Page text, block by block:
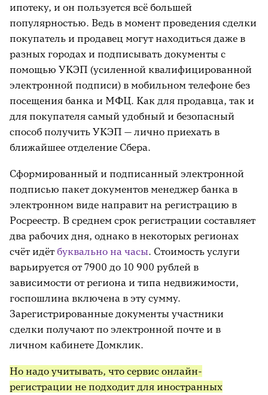
ипотеку, и он пользуется всё большей
популярностью. Ведь в момент проведения сделки
покупатель и продавец могут находиться даже в
разных городах и подписывать документы с
помощью УКЭП (усиленной квалифицированной
электронной подписи) в мобильном телефоне без
посещения банка и МФЦ. Как для продавца, так и
для покупателя самый удобный и безопасный
способ получить УКЭП — лично приехать в
ближайшее отделение Сбера.
Сформированный и подписанный электронной
подписью пакет документов менеджер банка в
электронном виде направит на регистрацию в
Росреестр. В среднем срок регистрации составляет
два рабочих дня, однако в некоторых регионах
счёт идёт буквально на часы. Стоимость услуги
варьируется от 7900 до 10 900 рублей в
зависимости от региона и типа недвижимости,
госпошлина включена в эту сумму.
Зарегистрированные документы участники
сделки получают по электронной почте и в
личном кабинете Домклик.
Но надо учитывать, что сервис онлайн-
регистрации не подходит для иностранных